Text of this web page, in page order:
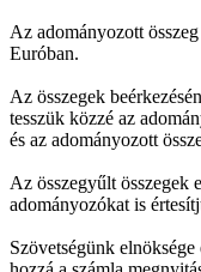
Az adományozott
Euróban.
Az összegek
tesszük közzé az
és az adományozott
Az összegyűlt összegek
adományozókat is
Szövetségünk